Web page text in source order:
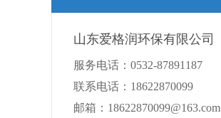
山东爱格润环保有限公司
服务电话：0532-87891187
联系电话：18622870099
邮箱：18622870099@163.com